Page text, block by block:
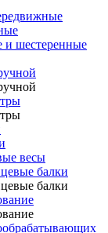
и шестеренные
весы
балки
балки